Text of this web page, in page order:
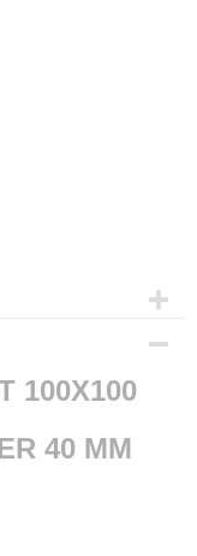
100X100
40 MM